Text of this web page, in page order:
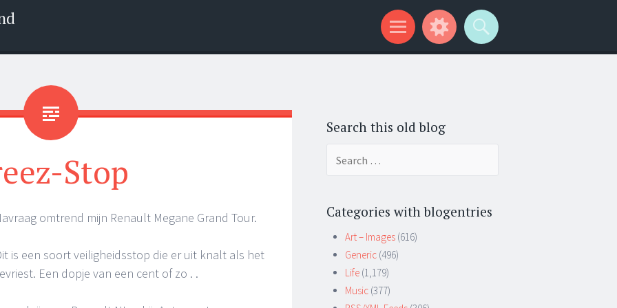
Stop
omtrend mijn Renault Megane Grand Tour.
is een soort veiligheidsstop die er uit knalt als het
Een dopje van een cent of zo . .
Search this old blog
Categories with blogentries
Art – Images (616)
Generic (496)
Life (1,179)
Music (377)